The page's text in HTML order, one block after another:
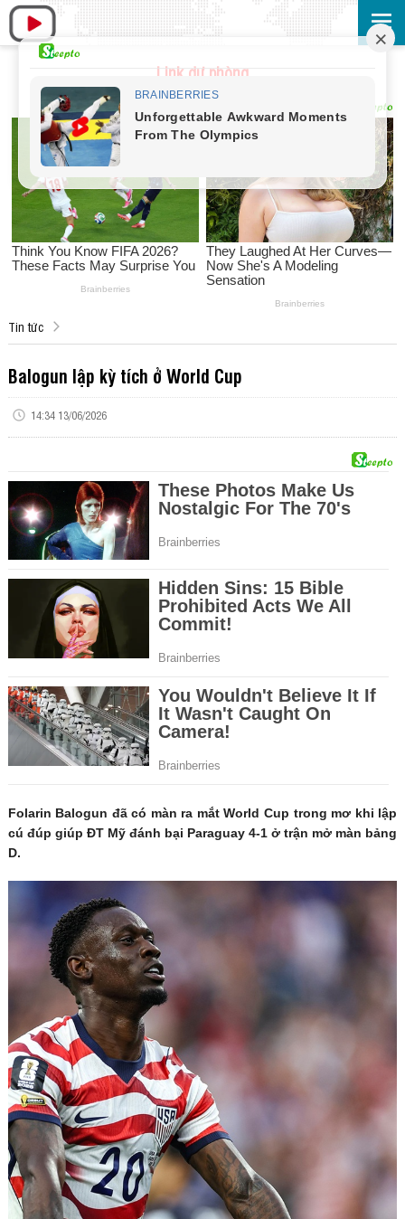
Link dự phòng
Tin tức
Balogun lập kỳ tích ở World Cup
14:34 13/06/2026
Folarin Balogun đã có màn ra mắt World Cup trong mơ khi lập
cú đúp giúp ĐT Mỹ đánh bại Paraguay 4-1 ở trận mở màn bảng
D.